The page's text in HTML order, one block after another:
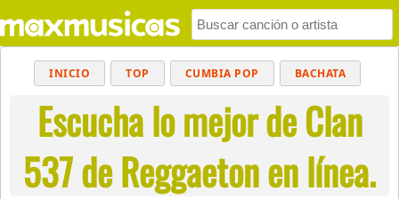
INICIO TOP CUMBIA POP BACHATA
MUSICA CRISTIANA REGGAETON
BALADAS ALTERNATIVO ELECTRÓNICA
CUMBIAS
Escucha lo mejor de Clan
537 de Reggaeton en línea.